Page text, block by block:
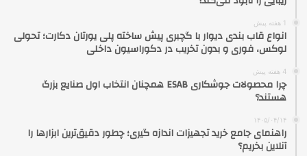
1 هفته پیش
انواع قاب بندی دیوار با گچبری پیش ساخته پلی یورتان دکارت؛ تحولی
لوکس، فوری و بدون تخریب در دکوراسیون داخلی
4 هفته پیش
چرا محصولات جوشکاری ESAB همچنان انتخاب اول صنایع بزرگ
هستند؟
۱۴۰۵/۰۴/۱۴
راهنمای جامع خرید تجهیزات اندازه گیری؛ چطور دقیق‌ترین ابزارها را
آنلاین بخریم؟